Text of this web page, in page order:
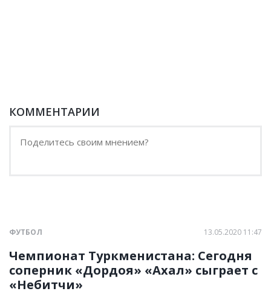
КОММЕНТАРИИ
ФУТБОЛ 13.05.2020 11:47
Чемпионат Туркменистана: Сегодня
соперник «Дордоя» «Ахал» сыграет с
«Небитчи»